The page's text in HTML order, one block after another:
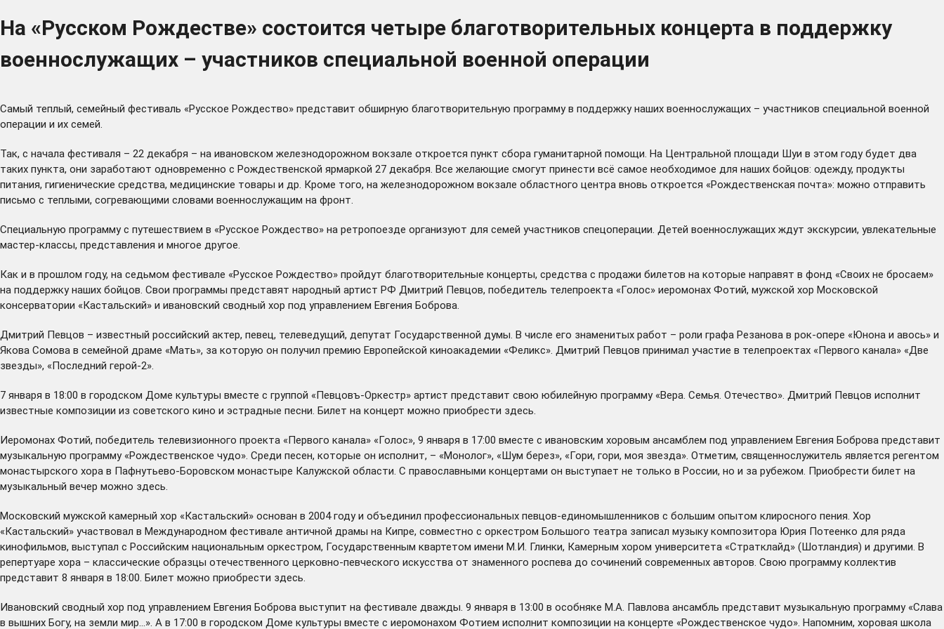
На «Русском Рождестве» состоится четыре благотворительных концерта в поддержку
военнослужащих – участников специальной военной операции
Самый теплый, семейный фестиваль «Русское Рождество» представит обширную благотворительную программу в поддержку наших военнослужащих – участников специальной военной
операции и их семей.
Так, с начала фестиваля – 22 декабря – на ивановском железнодорожном вокзале откроется пункт сбора гуманитарной помощи. На Центральной площади Шуи в этом году будет два
таких пункта, они заработают одновременно с Рождественской ярмаркой 27 декабря. Все желающие смогут принести всё самое необходимое для наших бойцов: одежду, продукты
питания, гигиенические средства, медицинские товары и др. Кроме того, на железнодорожном вокзале областного центра вновь откроется «Рождественская почта»: можно отправить
письмо с теплыми, согревающими словами военнослужащим на фронт.
Специальную программу с путешествием в «Русское Рождество» на ретропоезде организуют для семей участников спецоперации. Детей военнослужащих ждут экскурсии, увлекательные
мастер-классы, представления и многое другое.
Как и в прошлом году, на седьмом фестивале «Русское Рождество» пройдут благотворительные концерты, средства с продажи билетов на которые направят в фонд «Своих не бросаем»
на поддержку наших бойцов. Свои программы представят народный артист РФ Дмитрий Певцов, победитель телепроекта «Голос» иеромонах Фотий, мужской хор Московской
консерватории «Кастальский» и ивановский сводный хор под управлением Евгения Боброва.
Дмитрий Певцов – известный российский актер, певец, телеведущий, депутат Государственной думы. В числе его знаменитых работ – роли графа Резанова в рок-опере «Юнона и авось» и
Якова Сомова в семейной драме «Мать», за которую он получил премию Европейской киноакадемии «Феликс». Дмитрий Певцов принимал участие в телепроектах «Первого канала» «Две
звезды», «Последний герой-2».
7 января в 18:00 в городском Доме культуры вместе с группой «Певцовъ-Оркестр» артист представит свою юбилейную программу «Вера. Семья. Отечество». Дмитрий Певцов исполнит
известные композиции из советского кино и эстрадные песни. Билет на концерт можно приобрести здесь
Иеромонах Фотий, победитель телевизионного проекта «Первого канала» «Голос», 9 января в 17:00 вместе с ивановским хоровым ансамблем под управлением Евгения Боброва представит
музыкальную программу «Рождественское чудо». Среди песен, которые он исполнит, – «Монолог», «Шум берез», «Гори, гори, моя звезда». Отметим, священнослужитель является регентом
монастырского хора в Пафнутьево-Боровском монастыре Калужской области. С православными концертами он выступает не только в России, но и за рубежом. Приобрести билет на
музыкальный вечер можно здесь
Московский мужской камерный хор «Кастальский» основан в 2004 году и объединил профессиональных певцов-единомышленников с большим опытом клиросного пения. Хор
«Кастальский» участвовал в Международном фестивале античной драмы на Кипре, совместно с оркестром Большого театра записал музыку композитора Юрия Потеенко для ряда
кинофильмов, выступал с Российским национальным оркестром, Государственным квартетом имени М.И. Глинки, Камерным хором университета «Стратклайд» (Шотландия) и другими. В
репертуаре хора – классические образцы отечественного церковно-певческого искусства от знаменного роспева до сочинений современных авторов. Свою программу коллектив
представит 8 января в 18:00. Билет можно приобрести здесь
Ивановский сводный хор под управлением Евгения Боброва выступит на фестивале дважды. 9 января в 13:00 в особняке М.А. Павлова ансамбль представит музыкальную программу «Слава
в вышних Богу, на земли мир…». А в 17:00 в городском Доме культуры вместе с иеромонахом Фотием исполнит композиции на концерте «Рождественское чудо». Напомним, хоровая школа